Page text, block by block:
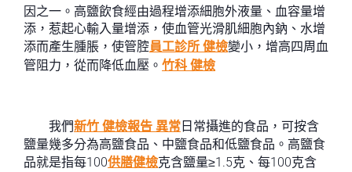
因之一。高鹽飲食經由過程增添細胞外液量、血容量增
添，惹起心輸入量增添，使血管光滑肌細胞內鈉、水增
添而產生腫脹，使管腔員工診所 健檢變小，增高四周血
管阻力，從而降低血壓。 竹科 健檢
我們新竹 健檢報告 異常 日常攝進的食品，可按含
鹽量幾多分為高鹽食品、中鹽食品和低鹽食品。高鹽食
品就是指每100供膳健檢克含鹽量≥1.5克、每100克含